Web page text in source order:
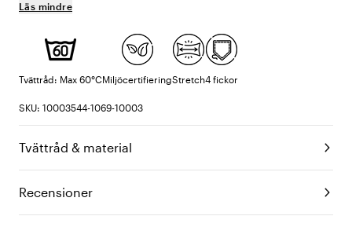
Läs mindre
Tvättråd: Max 60°CMiljöcertifieringStretch4 fickor
SKU: 10003544-1069-10003
Tvättråd & material
Recensioner